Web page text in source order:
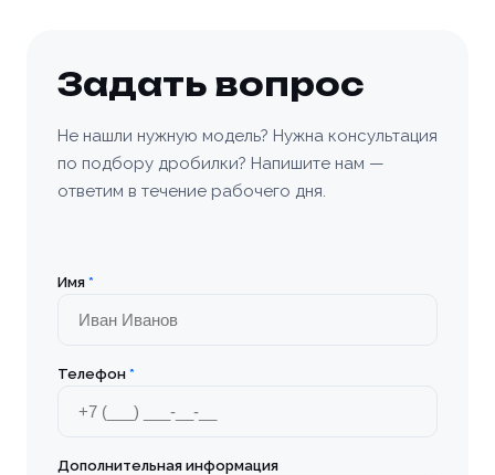
Задать вопрос
Не нашли нужную модель? Нужна консультация
по подбору дробилки? Напишите нам —
ответим в течение рабочего дня.
Имя *
Телефон *
Дополнительная информация